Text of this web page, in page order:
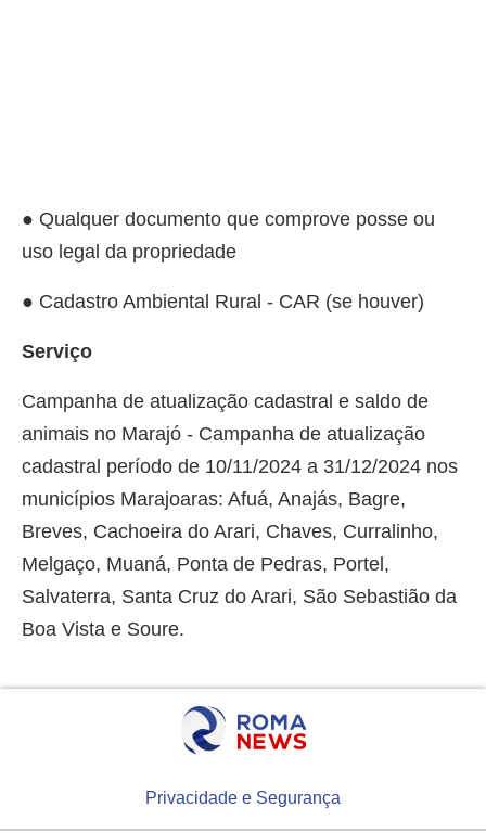
● Qualquer documento que comprove posse ou
uso legal da propriedade
● Cadastro Ambiental Rural - CAR (se houver)
Serviço
Campanha de atualização cadastral e saldo de
animais no Marajó - Campanha de atualização
cadastral período de 10/11/2024 a 31/12/2024 nos
municípios Marajoaras: Afuá, Anajás, Bagre,
Breves, Cachoeira do Arari, Chaves, Curralinho,
Melgaço, Muaná, Ponta de Pedras, Portel,
Salvaterra, Santa Cruz do Arari, São Sebastião da
Boa Vista e Soure.
Privacidade e Segurança